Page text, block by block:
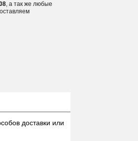
, а так же любые
доставки или